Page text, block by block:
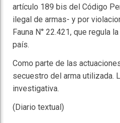
artículo 189 bis del Código
ilegal de armas- y por
Fauna N° 22.421, que regula
país.
Como parte de las
secuestro del arma utilizada.
investigativa.
(Diario textual)